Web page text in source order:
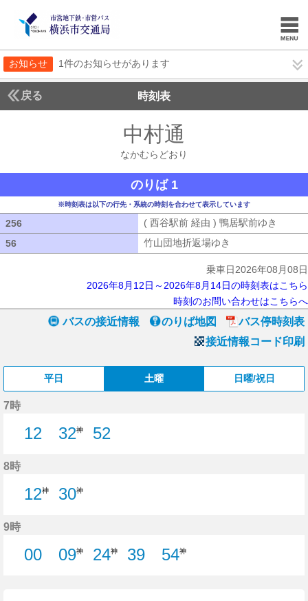
お知らせ 1件のお知らせがあります
戻る 時刻表
中村通
なかむらどおり
のりば 1
※時刻表は以下の行先・系統の時刻を合わせて表示しています
256 ( 西谷駅前 経由 ) 鴨居駅前ゆき
56
竹山団地折返場ゆき
乗車日2026年08月08日
2026年8月12日～2026年8月14日の時刻表はこちら
時刻のお問い合わせはこちらへ
バスの接近情報 のりば地図
バス停時刻表
接近情報コード印刷
平日 土曜 日曜/祝日
7時
12
32神
52
8時
12神 30神
9時
00
09神 24神
39
54神